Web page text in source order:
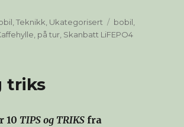
,Teknikk Ukategorisert Stikkord
bobil
på tur Skanbatt LiFEPO4
triks
10 TIPS og TRIKS fra